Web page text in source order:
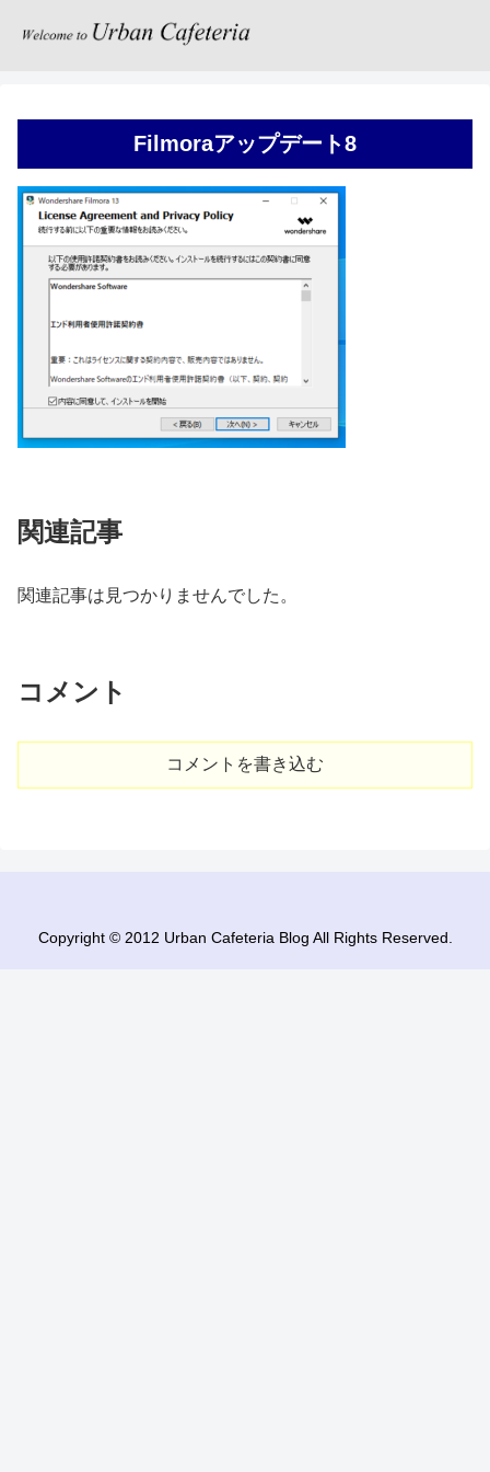
Filmoraアップデート8
関連記事
関連記事は見つかりませんでした。
コメント
コメントを書き込む
Copyright © 2012 Urban Cafeteria Blog All Rights Reserved.